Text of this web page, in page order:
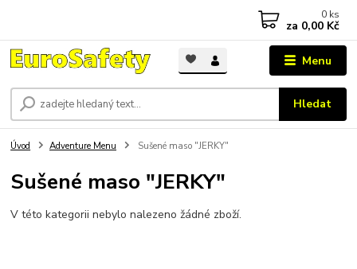
Menu
Hledat
0 ks
za 0,00 Kč
Úvod Adventure Menu Sušené maso "JERKY"
Sušené maso "JERKY"
V této kategorii nebylo nalezeno žádné zboží.